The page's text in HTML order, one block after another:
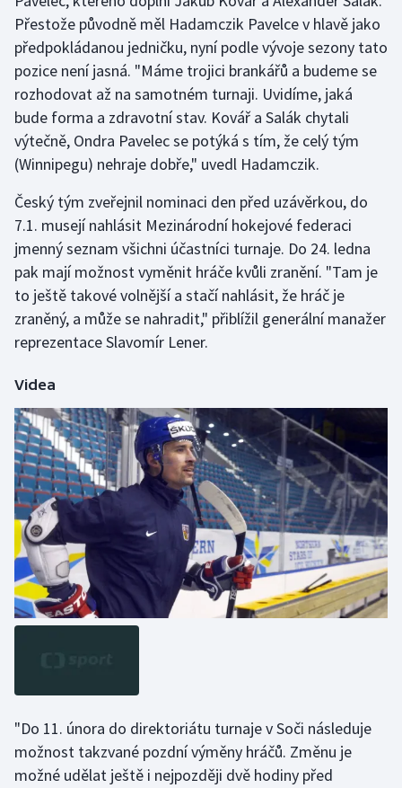
Přestože původně měl Hadamczik Pavelce v hlavě jako
předpokládanou jedničku, nyní podle vývoje sezony tato
pozice není jasná. "Máme trojici brankářů a budeme se
rozhodovat až na samotném turnaji. Uvidíme, jaká
bude forma a zdravotní stav. Kovář a Salák chytali
výtečně, Ondra Pavelec se potýká s tím, že celý tým
(Winnipegu) nehraje dobře," uvedl Hadamczik.
Český tým zveřejnil nominaci den před uzávěrkou, do
7.1. musejí nahlásit Mezinárodní hokejové federaci
jmenný seznam všichni účastníci turnaje. Do 24. ledna
pak mají možnost vyměnit hráče kvůli zranění. "Tam je
to ještě takové volnější a stačí nahlásit, že hráč je
zraněný, a může se nahradit," přiblížil generální manažer
reprezentace Slavomír Lener.
Videa
"Do 11. února do direktoriátu turnaje v Soči následuje
možnost takzvané pozdní výměny hráčů. Změnu je
možné udělat ještě i nejpozději dvě hodiny před